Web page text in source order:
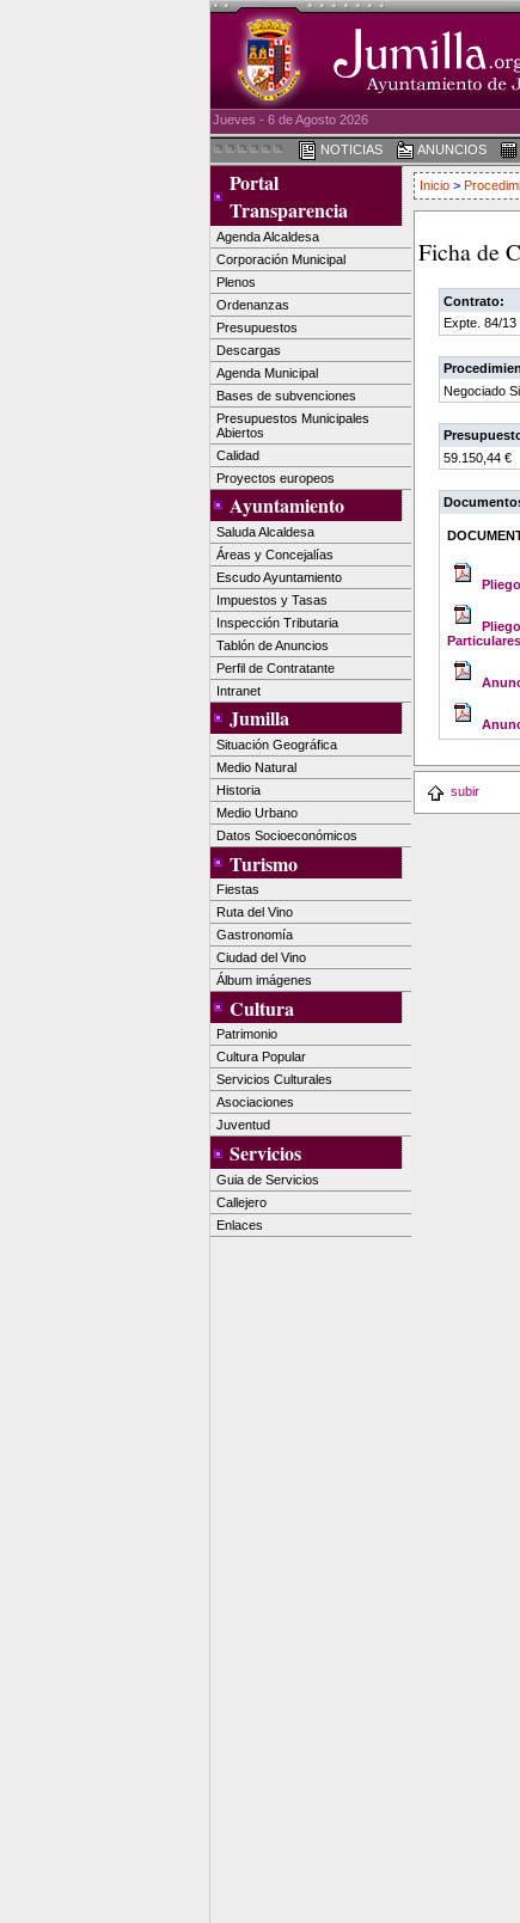
Jueves - 6 de Agosto 2026
NOTICIAS ANUNCIOS
Portal
Transparencia
Agenda Alcaldesa
Corporación Municipal
Plenos
Ordenanzas
Presupuestos
Descargas
Agenda Municipal
Bases de subvenciones
Presupuestos Municipales
Abiertos
Calidad
Proyectos europeos
Ayuntamiento
Saluda Alcaldesa
Áreas y Concejalías
Escudo Ayuntamiento
Impuestos y Tasas
Inspección Tributaria
Tablón de Anuncios
Perfil de Contratante
Intranet
Jumilla
Situación Geográfica
Medio Natural
Historia
Medio Urbano
Datos Socioeconómicos
Turismo
Fiestas
Ruta del Vino
Gastronomía
Ciudad del Vino
Álbum imágenes
Cultura
Patrimonio
Cultura Popular
Servicios Culturales
Asociaciones
Juventud
Servicios
Guia de Servicios
Callejero
Enlaces
Inicio >
Ficha de
Contrato:
Expte. 84/
Negociado
59.150,44 €
Particulares
subir